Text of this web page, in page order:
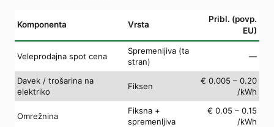
Komponenta Vrsta
Pribl. (povp.
EU)
Veleprodajna spot cena
Spremenljiva (ta
stran)
—
Davek / trošarina na
elektriko
Fiksen
€ 0.005 – 0.20
/kWh
Omrežnina
Fiksna +
spremenljiva
€ 0.05 – 0.15
/kWh